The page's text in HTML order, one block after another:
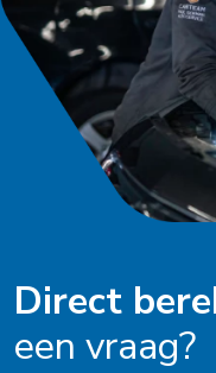
Peize
Purmerend
Schoorl
Soest
Direct
een vraag?